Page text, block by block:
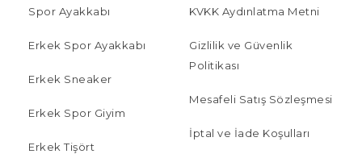
Spor Ayakkabı
Erkek Spor Ayakkabı
Erkek Sneaker
Erkek Spor Giyim
Erkek Tişört
KVKK Aydınlatma Metni
Gizlilik ve Güvenlik
Politikası
Mesafeli Satış Sözleşmesi
İptal ve İade Koşulları